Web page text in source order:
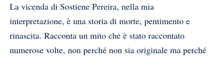
La vicenda di Sostiene Pereira, nella mia
interpretazione, è una storia di morte, pentimento e
rinascita. Racconta un mito che è stato raccontato
numerose volte, non perché non sia originale ma perché